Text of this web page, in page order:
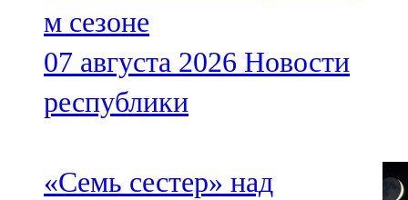
м сезоне
07 августа 2026 Новости
республики
«Семь сестер» над